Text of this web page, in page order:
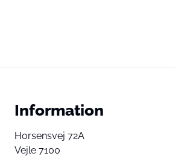
Information
Horsensvej 72A
Vejle 7100